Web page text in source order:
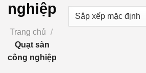
nghiệp
Trang chủ /
Quạt sàn
công nghiệp